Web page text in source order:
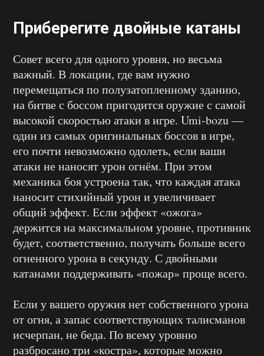
Приберегите двойные катаны
Совет всего для одного уровня, но весьма
важный. В локации, где вам нужно
перемещаться по полузатопленному зданию,
на битве с боссом пригодится оружие с самой
высокой скоростью атаки в игре. Umi-bozu —
один из самых оригинальных боссов в игре,
его почти невозможно одолеть, если ваши
атаки не наносят урон огнём. При этом
механика боя устроена так, что каждая атака
наносит стихийный урон и увеличивает
общий эффект. Если эффект «ожога»
держится на максимальном уровне, противник
будет, соответственно, получать больше всего
огненного урона в секунду. С двойными
катанами поддерживать «пожар» проще всего.
Если у вашего оружия нет собственного урона
от огня, а запас соответствующих талисманов
исчерпан, не беда. По всему уровню
разбросано три «костра», которые можно